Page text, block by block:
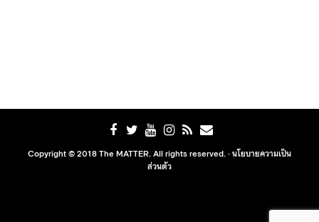
Copyright © 2018 The MATTER. All rights reserved. ·นโยบายความเป็น
ส่วนตัว